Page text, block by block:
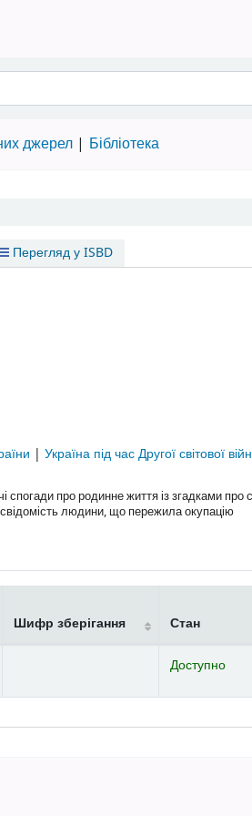
джерел Бібліотека
Перегляд у ISBD
| Україна під час Другої світової
про родинне життя із згадками про
людини, що пережила окупацію
Шифр зберігання Стан
Доступно